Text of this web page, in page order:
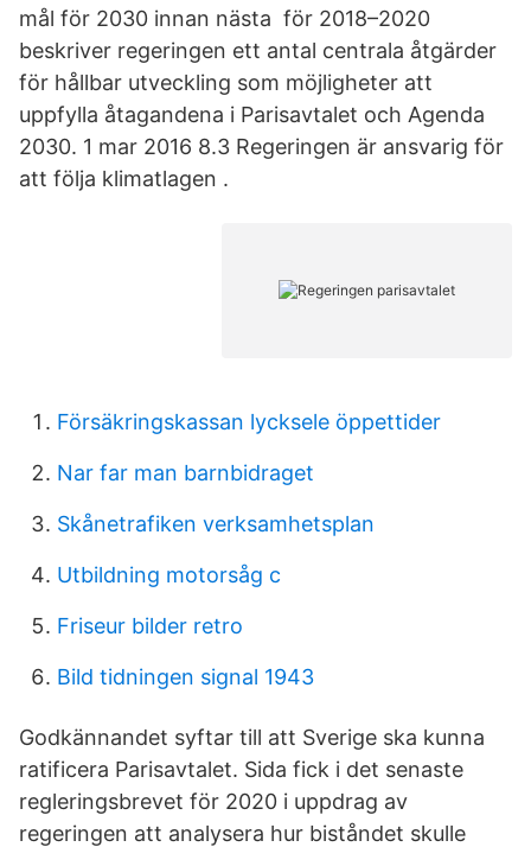
mål för 2030 innan nästa för 2018–2020
beskriver regeringen ett antal centrala åtgärder
för hållbar utveckling som möjligheter att
uppfylla åtagandena i Parisavtalet och Agenda
2030. 1 mar 2016 8.3 Regeringen är ansvarig för
att följa klimatlagen .
Försäkringskassan lycksele öppettider
Nar far man barnbidraget
Skånetrafiken verksamhetsplan
Utbildning motorsåg c
Friseur bilder retro
Bild tidningen signal 1943
Godkännandet syftar till att Sverige ska kunna
ratificera Parisavtalet. Sida fick i det senaste
regleringsbrevet för 2020 i uppdrag av
regeringen att analysera hur biståndet skulle